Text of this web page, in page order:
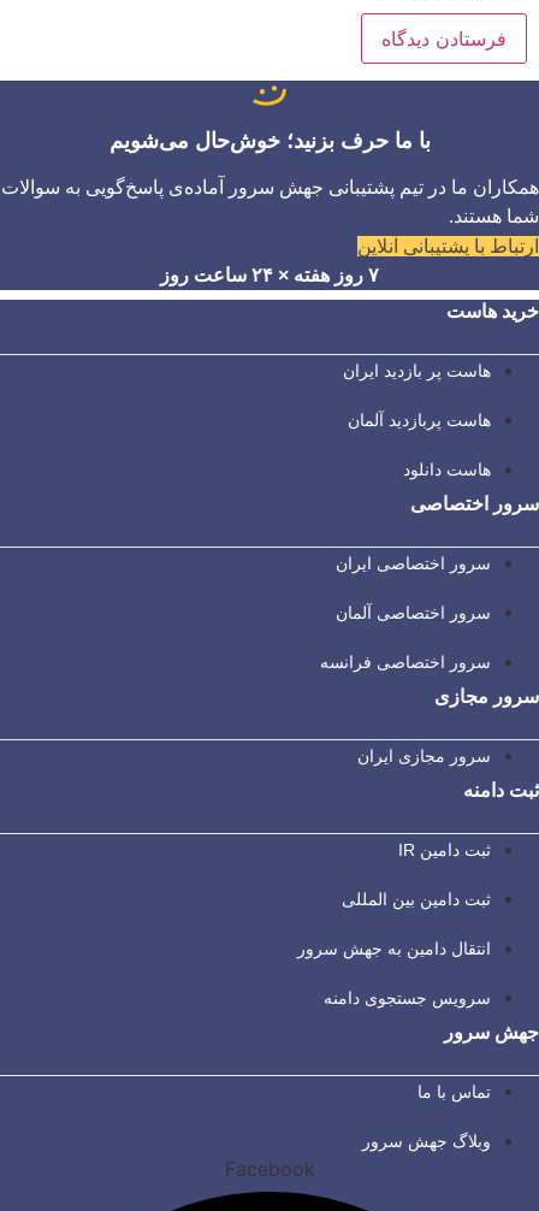
با ما حرف بزنید؛ خوش‌حال می‌شویم
همکاران ما در تیم پشتیبانی جهش سرور آماده‌ی پاسخ‌گویی به سوالات
شما هستند.
ارتباط با پشتیبانی آنلاین
۷ روز هفته × ۲۴ ساعت روز
خرید هاست
هاست پر بازدید ایران
هاست پربازدید آلمان
هاست دانلود
سرور اختصاصی
سرور اختصاصی ایران
سرور اختصاصی آلمان
سرور اختصاصی فرانسه
سرور مجازی
سرور مجازی ایران
ثبت دامنه
ثبت دامین IR
ثبت دامین بین المللی
انتقال دامین به جهش سرور
سرویس جستجوی دامنه
جهش سرور
تماس با ما
وبلاگ جهش سرور
Facebook